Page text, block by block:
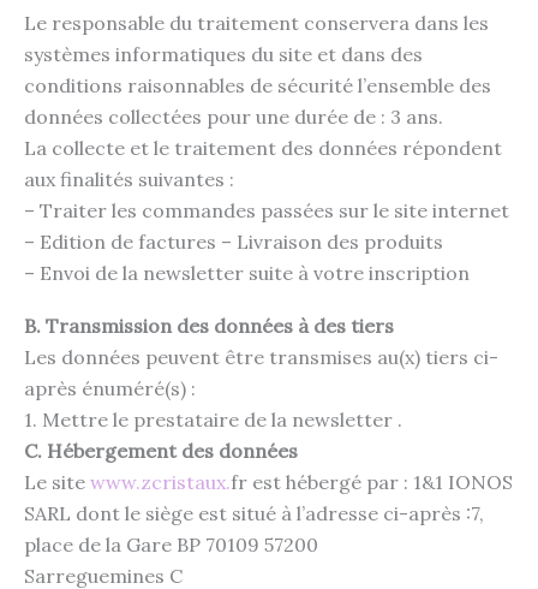
Le responsable du traitement conservera dans les
systèmes informatiques du site et dans des
conditions raisonnables de sécurité l’ensemble des
données collectées pour une durée de : 3 ans.
La collecte et le traitement des données répondent
aux finalités suivantes :
– Traiter les commandes passées sur le site internet
– Edition de factures – Livraison des produits
– Envoi de la newsletter suite à votre inscription
B. Transmission des données à des tiers
Les données peuvent être transmises au(x) tiers ci-
après énuméré(s) :
1. Mettre le prestataire de la newsletter .
C. Hébergement des données
Le site www.zcristaux.fr est hébergé par : 1&1 IONOS
SARL dont le siège est situé à l’adresse ci-après :7,
place de la Gare BP 70109 57200
Sarreguemines C